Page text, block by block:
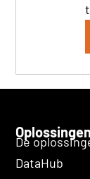
Oplossingen
De
DataHub